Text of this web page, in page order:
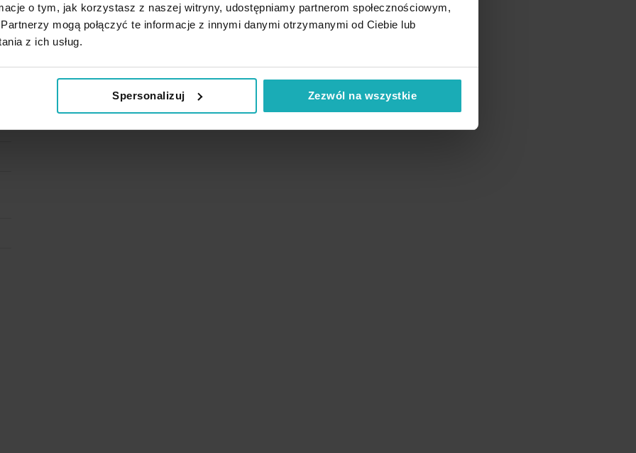
o tym, jak korzystasz z naszej witryny, udostępniamy partnerom społecznościowym,
mogą połączyć te informacje z innymi danymi otrzymanymi od Ciebie lub
z ich usług.
Spersonalizuj Zezwól na wszystkie